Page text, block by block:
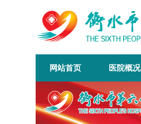
网站首页 医院概况